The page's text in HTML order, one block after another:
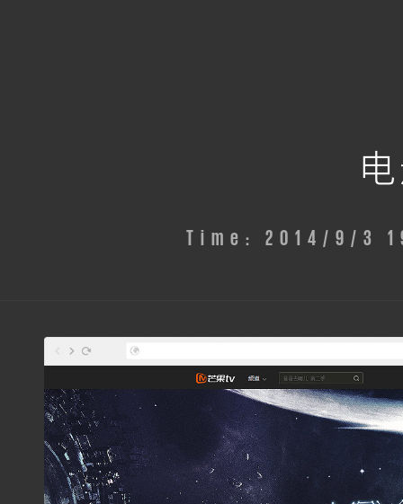
Time: 2014/9/